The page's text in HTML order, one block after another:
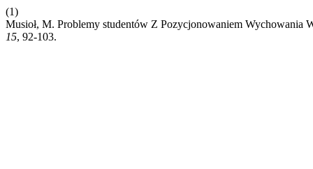
(1)
Musioł, M. Problemy studentów Z Pozycjonowaniem Wychowania
15, 92-103.